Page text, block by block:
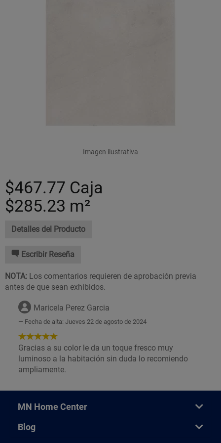
Imagen ilustrativa
$467.77 Caja
$285.23 m²
Detalles del Producto
Escribir Reseña
NOTA: Los comentarios requieren de aprobación previa
antes de que sean exhibidos.
Maricela Perez Garcia
Fecha de alta: Jueves 22 de agosto de 2024
5
de
5
Estrellas!
Gracias a su color le da un toque fresco muy
luminoso a la habitación sin duda lo recomiendo
ampliamente.
MN Home Center
Blog